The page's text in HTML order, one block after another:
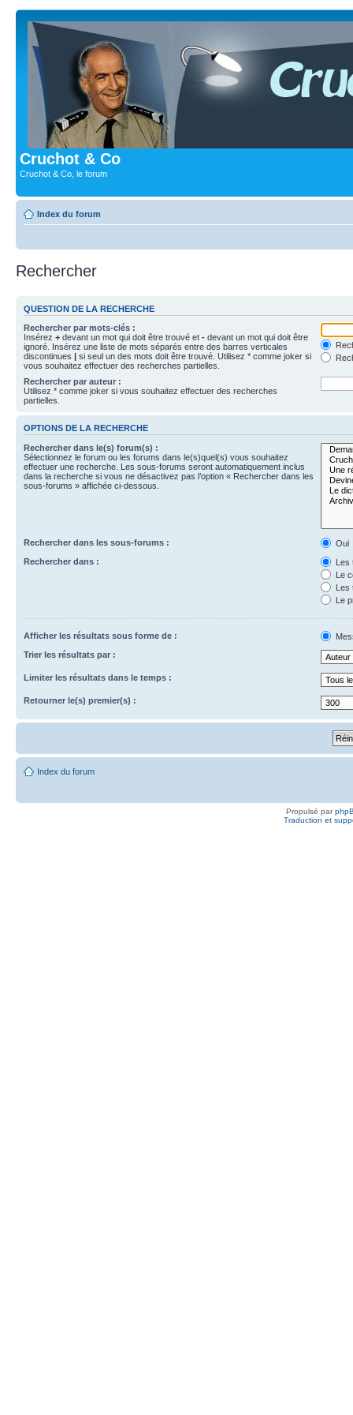
Cruchot & Co
Cruchot & Co, le forum
Index du forum
Rechercher
QUESTION DE LA RECHERCHE
Rechercher par mots-clés :
Insérez + devant un mot qui doit être trouvé et - devant un mot qui doit être
ignoré. Insérez une liste de mots séparés entre des barres verticales
discontinues | si seul un des mots doit être trouvé. Utilisez * comme joker si
vous souhaitez effectuer des recherches partielles.
Rechercher par auteur :
Utilisez * comme joker si vous souhaitez effectuer des recherches
partielles.
OPTIONS DE LA RECHERCHE
Rechercher dans le(s) forum(s) :
Sélectionnez le forum ou les forums dans le(s)quel(s) vous souhaitez
effectuer une recherche. Les sous-forums seront automatiquement inclus
dans la recherche si vous ne désactivez pas l’option « Rechercher dans les
sous-forums » affichée ci-dessous.
Rechercher dans les sous-forums :
Oui
Rechercher dans :
Les
Le
Les
Le
Afficher les résultats sous forme de :
Trier les résultats par :
Limiter les résultats dans le temps :
Retourner le(s) premier(s) :
Index du forum
Propulsé par
Traduction et